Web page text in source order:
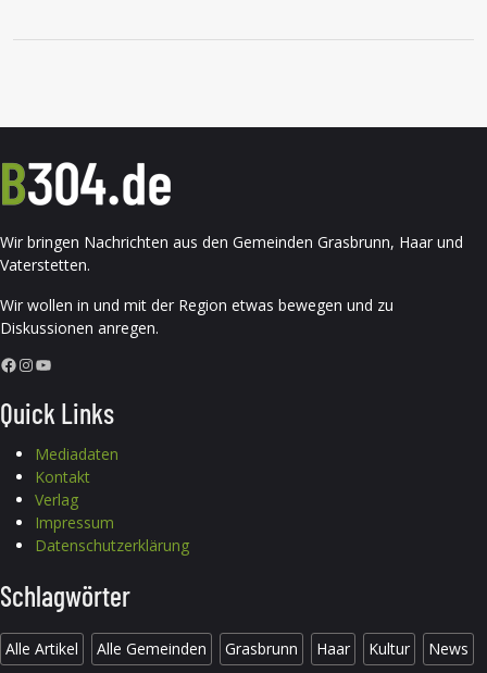
Wir bringen Nachrichten aus den Gemeinden Grasbrunn, Haar und
Vaterstetten.
Wir wollen in und mit der Region etwas bewegen und zu
Diskussionen anregen.
Facebook InstagramYouTube
Quick Links
Mediadaten
Kontakt
Verlag
Impressum
Datenschutzerklärung
Schlagwörter
Alle Artikel Alle Gemeinden Grasbrunn Haar Kultur News